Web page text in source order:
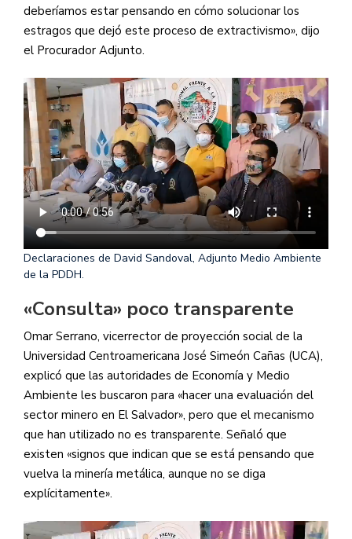
deberíamos estar pensando en cómo solucionar los
estragos que dejó este proceso de extractivismo», dijo
el Procurador Adjunto.
Declaraciones de David Sandoval, Adjunto Medio Ambiente
de la PDDH.
«Consulta» poco transparente
Omar Serrano, vicerrector de proyección social de la
Universidad Centroamericana José Simeón Cañas (UCA),
explicó que las autoridades de Economía y Medio
Ambiente les buscaron para «hacer una evaluación del
sector minero en El Salvador», pero que el mecanismo
que han utilizado no es transparente. Señaló que
existen «signos que indican que se está pensando que
vuelva la minería metálica, aunque no se diga
explícitamente».